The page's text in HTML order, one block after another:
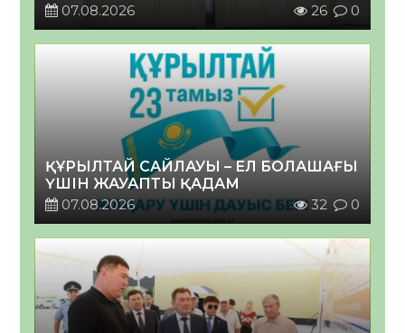
07.08.2026 26 0
ҚҰРЫЛТАЙ САЙЛАУЫ – ЕЛ БОЛАШАҒЫ
ҮШІН ЖАУАПТЫ ҚАДАМ
07.08.2026
32 0